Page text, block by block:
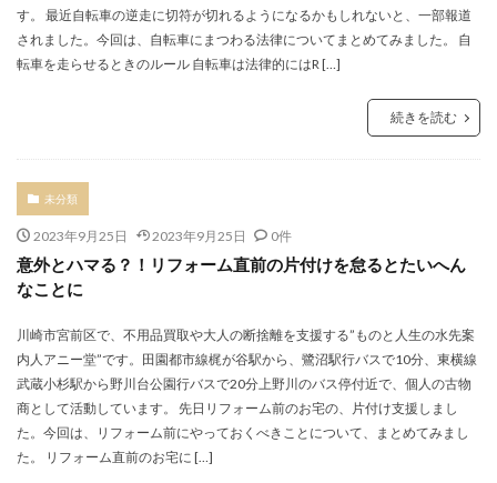
す。 最近自転車の逆走に切符が切れるようになるかもしれないと、一部報道
されました。今回は、自転車にまつわる法律についてまとめてみました。 自
転車を走らせるときのルール 自転車は法律的にはR […]
続きを読む
未分類
2023年9月25日 2023年9月25日 0件
意外とハマる？！リフォーム直前の片付けを怠るとたいへん
なことに
川崎市宮前区で、不用品買取や大人の断捨離を支援する”ものと人生の水先案
内人アニー堂”です。田園都市線梶が谷駅から、鷺沼駅行バスで10分、東横線
武蔵小杉駅から野川台公園行バスで20分上野川のバス停付近で、個人の古物
商として活動しています。 先日リフォーム前のお宅の、片付け支援しまし
た。今回は、リフォーム前にやっておくべきことについて、まとめてみまし
た。 リフォーム直前のお宅に […]